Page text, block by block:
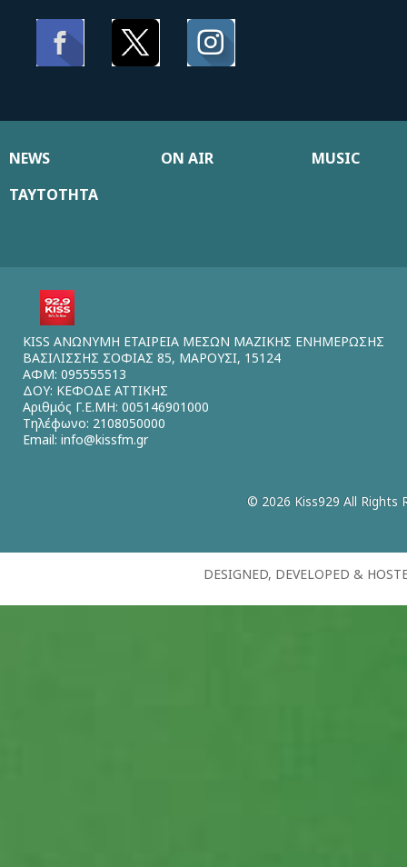
NEWS ON AIR
MUSIC
ΤΑΥΤΟΤΗΤΑ
KISS ΑΝΩΝΥΜΗ ΕΤΑΙΡΕΙΑ ΜΕΣΩΝ ΜΑΖΙΚΗΣ ΕΝΗΜΕΡΩΣΗΣ
ΒΑΣΙΛΙΣΣΗΣ ΣΟΦΙΑΣ 85, ΜΑΡΟΥΣΙ, 15124
ΑΦΜ: 095555513
ΔΟΥ: ΚΕΦΟΔΕ ΑΤΤΙΚΗΣ
Αριθμός Γ.Ε.ΜΗ: 005146901000
Τηλέφωνο: 2108050000
Email: info@kissfm.gr
© 2026 Kiss929 All Rights
DESIGNED, DEVELOPED &